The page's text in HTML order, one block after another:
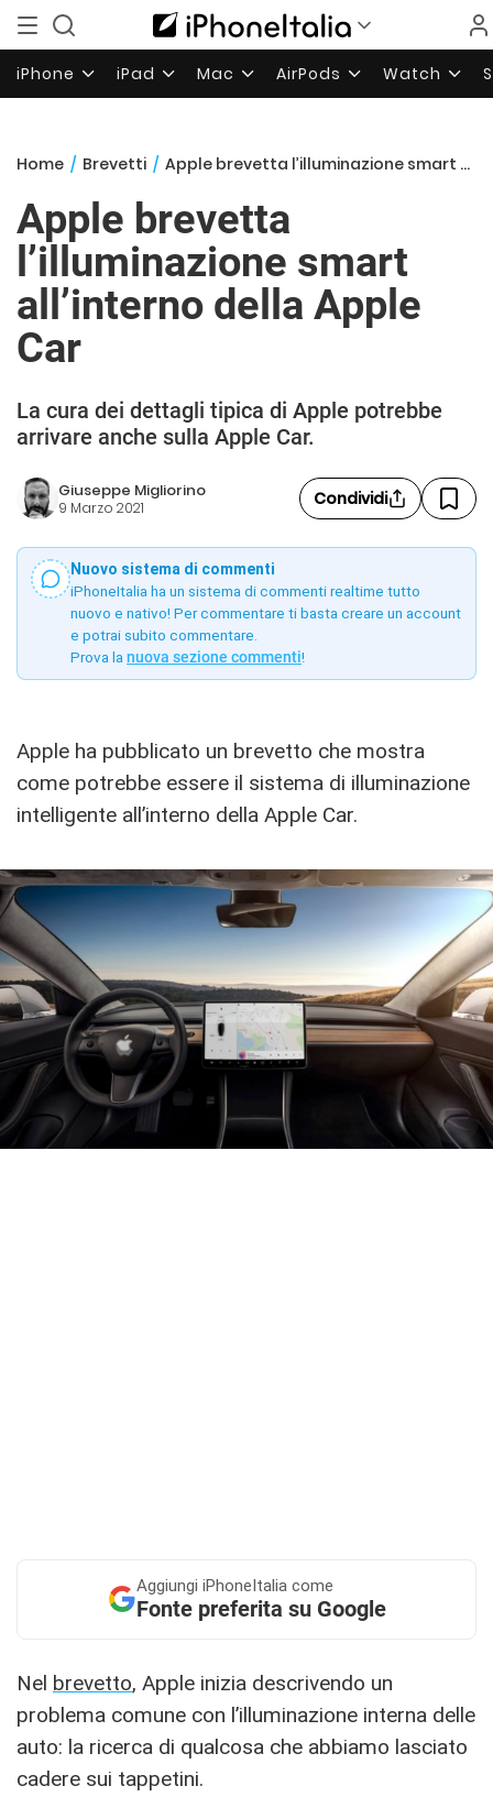
iPhone iPad Mac AirPods Watch
Home / Brevetti / Apple brevetta l’illuminazione smart all’interno della Apple Car
Apple brevetta
l’illuminazione smart
all’interno della Apple
Car
La cura dei dettagli tipica di Apple potrebbe
arrivare anche sulla Apple Car.
Giuseppe Migliorino
9 Marzo 2021 Condividi
Nuovo sistema di commenti
iPhoneItalia ha un sistema di commenti realtime tutto
nuovo e nativo! Per commentare ti basta creare un account
e potrai subito commentare.
Prova la nuova sezione commenti!
Apple ha pubblicato un brevetto che mostra
come potrebbe essere il sistema di illuminazione
intelligente all’interno della Apple Car.
Aggiungi iPhoneItalia come
Fonte preferita su Google
Nel brevetto, Apple inizia descrivendo un
problema comune con l’illuminazione interna delle
auto: la ricerca di qualcosa che abbiamo lasciato
cadere sui tappetini.